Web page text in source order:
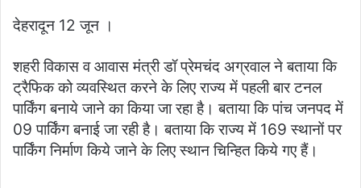
देहरादून 12 जून ।
शहरी विकास व आवास मंत्री डॉ प्रेमचंद अग्रवाल ने बताया कि
ट्रैफिक को व्यवस्थित करने के लिए राज्य में पहली बार टनल
पार्किंग बनाये जाने का किया जा रहा है। बताया कि पांच जनपद में
09 पार्किंग बनाई जा रही है। बताया कि राज्य में 169 स्थानों पर
पार्किंग निर्माण किये जाने के लिए स्थान चिन्हित किये गए हैं।